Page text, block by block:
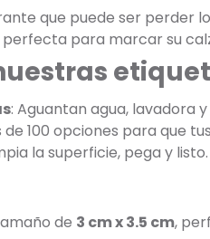
que puede ser perder
perfecta para marcar su
: Aguantan agua, lavadora
de 100 opciones para que
la superficie, pega y
de 3 cm x 3.5 cm,